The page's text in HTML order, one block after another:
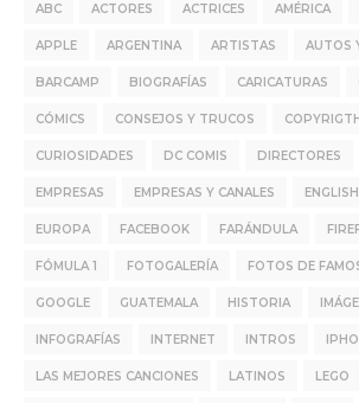
ABC ACTORES ACTRICES AMÉRICA
APPLE ARGENTINA ARTISTAS AUTOS
BARCAMP BIOGRAFÍAS CARICATURAS
CÓMICS CONSEJOS Y TRUCOS
CURIOSIDADES DC COMIS DIRECTORES
EMPRESAS EMPRESAS Y CANALES ENGLISH
EUROPA FACEBOOK FARÁNDULA
FÓMULA 1 FOTOGALERÍA FOTOS DE
GOOGLE GUATEMALA HISTORIA
INFOGRAFÍAS INTERNET INTROS
LAS MEJORES CANCIONES LATINOS LEGO